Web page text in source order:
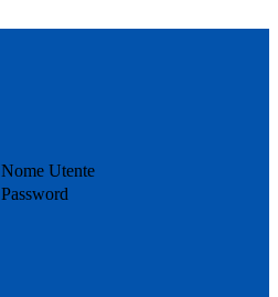
Nome Utente
Password